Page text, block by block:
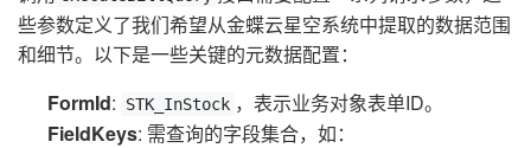
些参数定义了我们希望从金蝶云星空系统中提取的数据范围
和细节。以下是一些关键的元数据配置：
FormId: STK_InStock ，表示业务对象表单ID。
FieldKeys: 需查询的字段集合，如：